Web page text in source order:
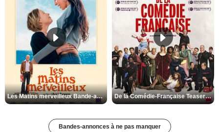
Les Matins merveilleux Bande-annonce VF De la Comédie-Française Teaser VF
Bandes-annonces à ne pas manquer